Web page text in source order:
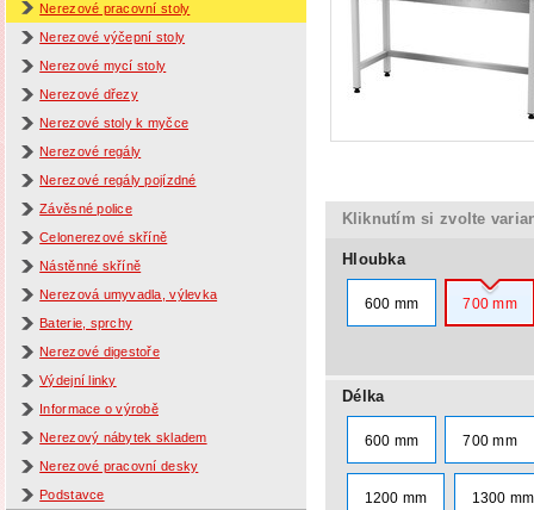
Nerezové pracovní stoly
Nerezové výčepní stoly
Nerezové mycí stoly
Nerezové dřezy
Nerezové stoly k myčce
Nerezové regály
Nerezové regály pojízdné
Závěsné police
Celonerezové skříně
Nástěnné skříně
Nerezová umyvadla, výlevka
Baterie, sprchy
Nerezové digestoře
Výdejní linky
Informace o výrobě
Nerezový nábytek skladem
Nerezové pracovní desky
Podstavce
Kliknutím si zvolte
Hloubka
600 mm 700 mm
Délka
600 mm 700 mm
1200 mm 1300 mm